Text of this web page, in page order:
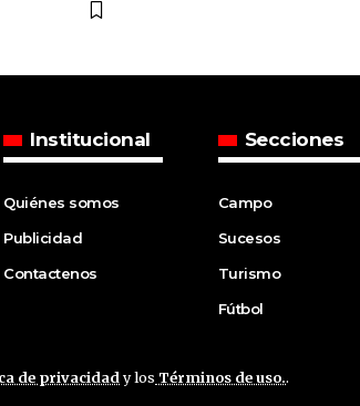
de privacidad y los Términos de uso..
Institucional
Quiénes somos
Publicidad
Contactenos
Secciones
Campo
Sucesos
Turismo
Fútbol